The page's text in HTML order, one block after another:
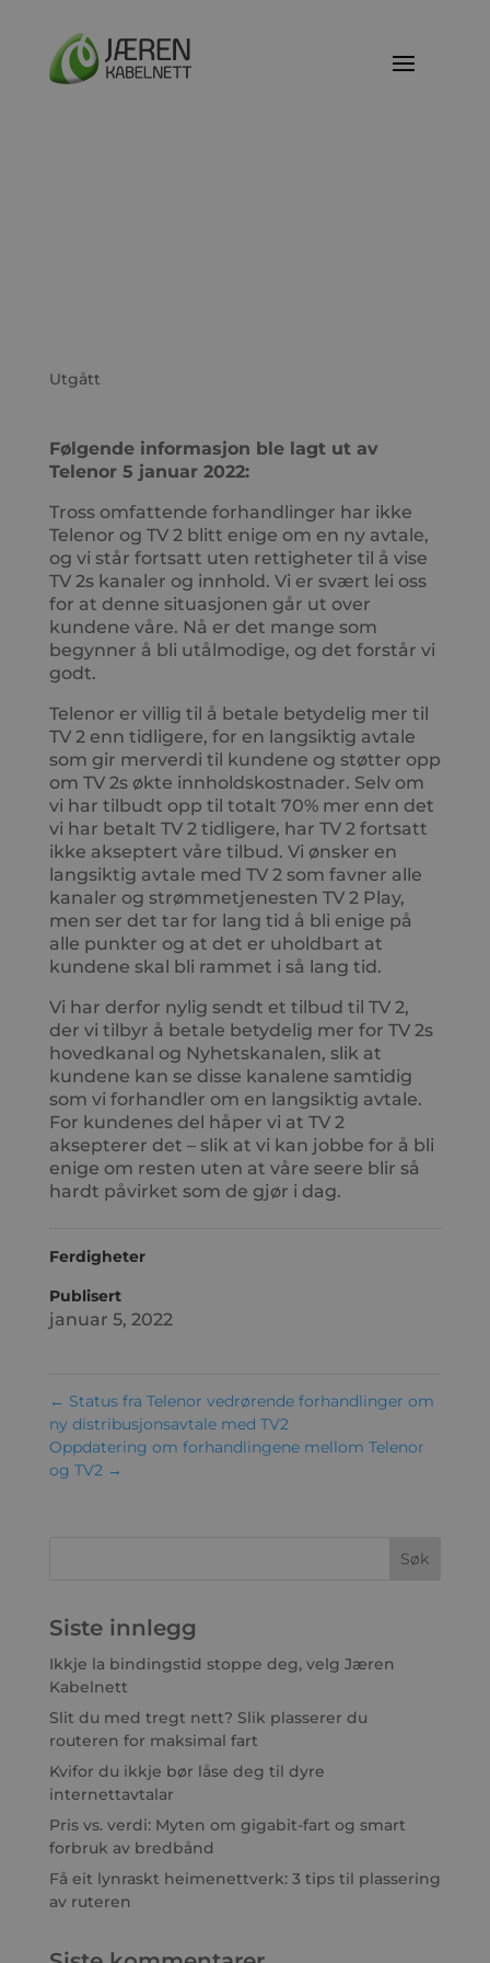
Utgått
Følgende informasjon ble lagt ut av
Telenor 5 januar 2022:
Tross omfattende forhandlinger har ikke
Telenor og TV 2 blitt enige om en ny avtale,
og vi står fortsatt uten rettigheter til å vise
TV 2s kanaler og innhold. Vi er svært lei oss
for at denne situasjonen går ut over
kundene våre. Nå er det mange som
begynner å bli utålmodige, og det forstår vi
godt.
Telenor er villig til å betale betydelig mer til
TV 2 enn tidligere, for en langsiktig avtale
som gir merverdi til kundene og støtter opp
om TV 2s økte innholdskostnader. Selv om
vi har tilbudt opp til totalt 70% mer enn det
vi har betalt TV 2 tidligere, har TV 2 fortsatt
ikke akseptert våre tilbud. Vi ønsker en
langsiktig avtale med TV 2 som favner alle
kanaler og strømmetjenesten TV 2 Play,
men ser det tar for lang tid å bli enige på
alle punkter og at det er uholdbart at
kundene skal bli rammet i så lang tid.
Vi har derfor nylig sendt et tilbud til TV 2,
der vi tilbyr å betale betydelig mer for TV 2s
hovedkanal og Nyhetskanalen, slik at
kundene kan se disse kanalene samtidig
som vi forhandler om en langsiktig avtale.
For kundenes del håper vi at TV 2
aksepterer det – slik at vi kan jobbe for å bli
enige om resten uten at våre seere blir så
hardt påvirket som de gjør i dag.
Ferdigheter
Publisert
januar 5, 2022
← Status fra Telenor vedrørende forhandlinger om
ny distribusjonsavtale med TV2
Oppdatering om forhandlingene mellom Telenor
og TV2 →
Siste innlegg
Ikkje la bindingstid stoppe deg, velg Jæren
Kabelnett
Slit du med tregt nett? Slik plasserer du
routeren for maksimal fart
Kvifor du ikkje bør låse deg til dyre
internettavtalar
Pris vs. verdi: Myten om gigabit-fart og smart
forbruk av bredbånd
Få eit lynraskt heimenettverk: 3 tips til plassering
av ruteren